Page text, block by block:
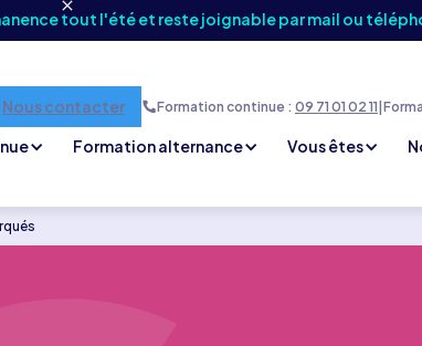
tout l'été et reste joignable par mail ou
Nous contacter Formation continue : 09 71 01 02 11
Formation alternance Vous êtes